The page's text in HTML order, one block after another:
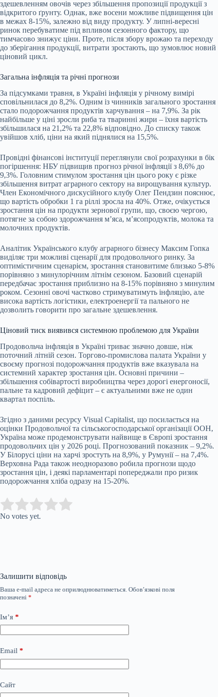
здешевленням овочів через збільшення пропозиції продукції з
відкритого ґрунту. Однак, вже восени можливе підвищення цін
в межах 8-15%, залежно від виду продукту. У липні-вересні
ринок перебуватиме під впливом сезонного фактору, що
тимчасово знижує ціни. Проте, після збору врожаю та переходу
до зберігання продукції, витрати зростають, що зумовлює новий
ціновий цикл.
Загальна інфляція та річні прогнози
За підсумками травня, в Україні інфляція у річному вимірі
сповільнилася до 8,2%. Одним із чинників загального зростання
стало подорожчання продуктів харчування – на 7,9%. За рік
найбільше у ціні зросли риба та тваринні жири – їхня вартість
збільшилася на 21,2% та 22,8% відповідно. До списку також
увійшов хліб, ціни на який піднялися на 15,5%.
Провідні фінансові інституції переглянули свої розрахунки в бік
погіршення: НБУ підвищив прогноз річної інфляції з 8,6% до
9,3%. Головним стимулом зростання цін цього року є різке
збільшення витрат аграрного сектору на вирощування культур.
Член Економічного дискусійного клубу Олег Пендзин пояснює,
що вартість обробки 1 га ріллі зросла на 40%. Отже, очікується
зростання цін на продукти зернової групи, що, своєю чергою,
потягне за собою здорожчання м’яса, м’ясопродуктів, молока та
молочних продуктів.
Аналітик Українського клубу аграрного бізнесу Максим Гопка
виділяє три можливі сценарії для продовольчого ринку. За
оптимістичним сценарієм, зростання становитиме близько 5-8%
порівняно з минулорічним літнім сезоном. Базовий сценарій
передбачає зростання приблизно на 8-15% порівняно з минулим
роком. Сезонні овочі частково стримуватимуть інфляцію, але
висока вартість логістики, електроенергії та пального не
дозволить говорити про загальне здешевлення.
Ціновий тиск виявився системною проблемою для України
Продовольча інфляція в Україні триває значно довше, ніж
поточний літній сезон. Торгово-промислова палата України у
своєму прогнозі подорожчання продуктів вже вказувала на
системний характер зростання цін. Основні причини –
збільшення собівартості виробництва через дорогі енергоносії,
пальне та кадровий дефіцит – є актуальними вже не один
квартал поспіль.
Згідно з даними ресурсу Visual Capitalist, що посилається на
оцінки Продовольчої та сільськогосподарської організації ООН,
Україна може продемонструвати найвище в Європі зростання
продовольчих цін у 2026 році. Прогнозований показник – 9,2%.
У Білорусі ціни на харчі зростуть на 8,9%, у Румунії – на 7,4%.
Верховна Рада також неодноразово робила прогнози щодо
зростання цін, і деякі парламентарі попереджали про ризик
подорожчання хліба одразу на 15-20%.
Rate this item:
No votes yet.
Залишити відповідь
Ваша e-mail адреса не оприлюднюватиметься. Обов’язкові поля
позначені *
Ім’я *
Email *
Сайт